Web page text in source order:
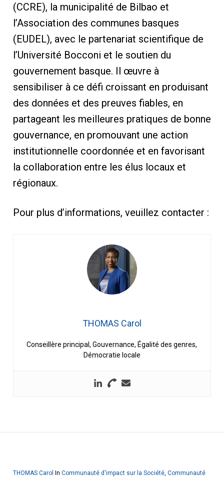
(CCRE), la municipalité de Bilbao et
l’Association des communes basques
(EUDEL), avec le partenariat scientifique de
l’Université Bocconi et le soutien du
gouvernement basque. Il œuvre à
sensibiliser à ce défi croissant en produisant
des données et des preuves fiables, en
partageant les meilleures pratiques de bonne
gouvernance, en promouvant une action
institutionnelle coordonnée et en favorisant
la collaboration entre les élus locaux et
régionaux.
Pour plus d’informations, veuillez contacter :
THOMAS Carol
Conseillère principal, Gouvernance, Égalité des genres,
Démocratie locale
THOMAS Carol In Communauté d'impact sur la Société, Communauté